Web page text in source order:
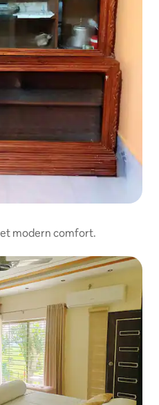
modern comfort.